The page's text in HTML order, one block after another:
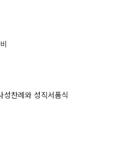
성찬례와 성직서품식